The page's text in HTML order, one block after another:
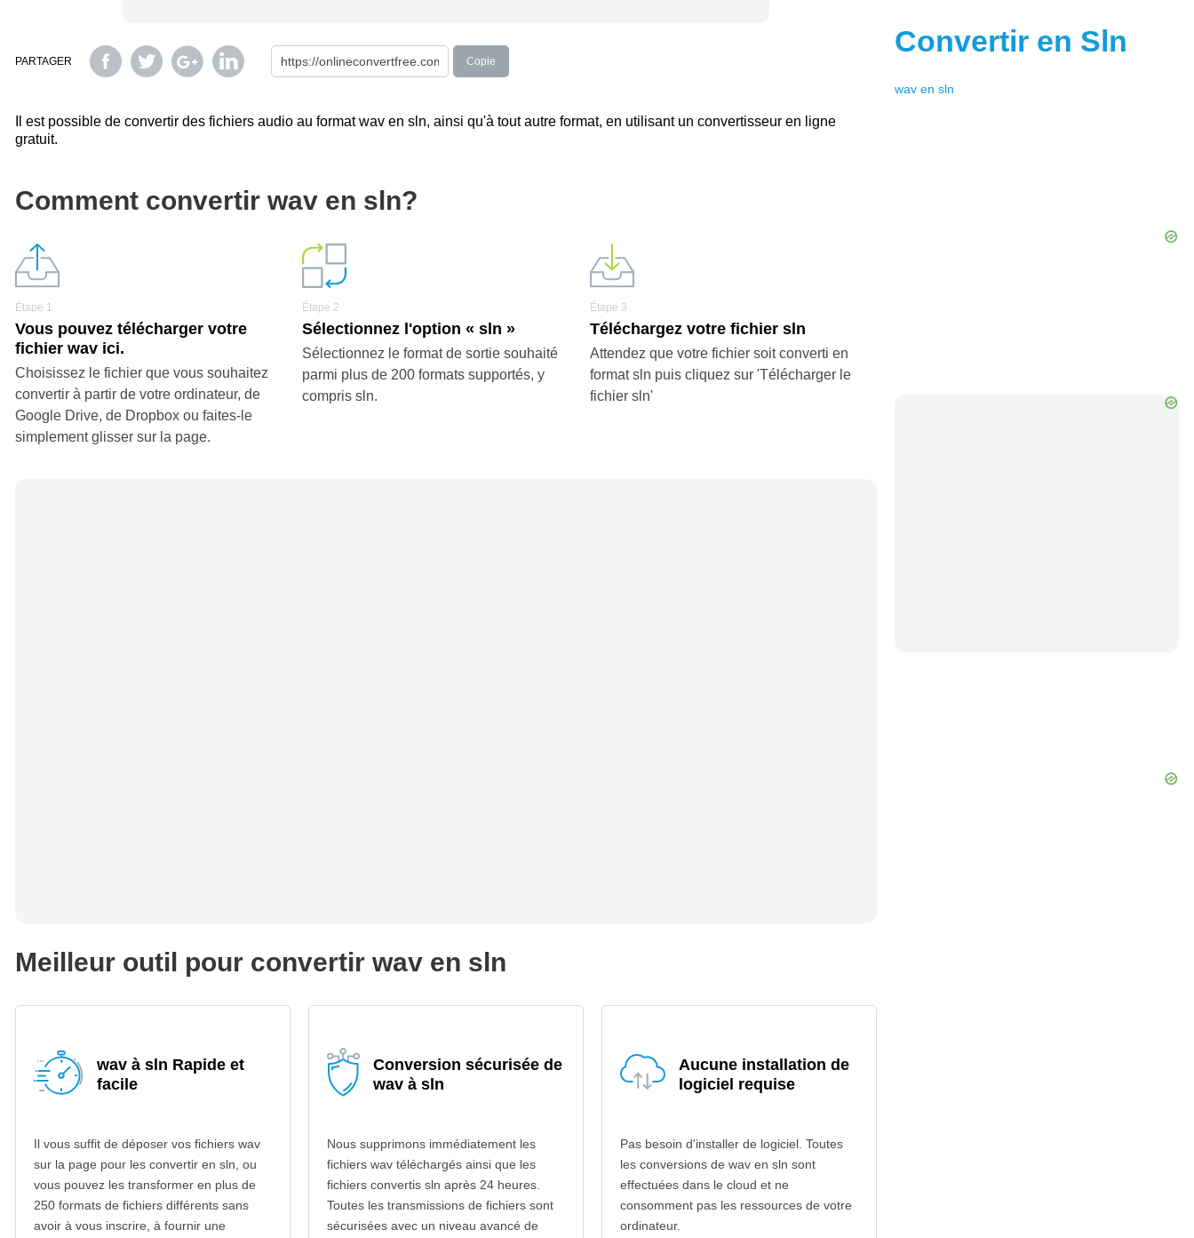
PARTAGER Copie
Il est possible de convertir des fichiers audio au format wav en sln, ainsi qu'à tout autre format, en utilisant un convertisseur en ligne
gratuit.
Comment convertir wav en sln?
Étape 1
Vous pouvez télécharger votre
fichier wav ici.
Choisissez le fichier que vous souhaitez
convertir à partir de votre ordinateur, de
Google Drive, de Dropbox ou faites-le
simplement glisser sur la page.
Étape 2
Sélectionnez l'option « sln »
Sélectionnez le format de sortie souhaité
parmi plus de 200 formats supportés, y
compris sln.
Étape 3
Téléchargez votre fichier sln
Attendez que votre fichier soit converti en
format sln puis cliquez sur 'Télécharger le
fichier sln'
Meilleur outil pour convertir wav en sln
wav à sln Rapide et
facile
Il vous suffit de déposer vos fichiers wav
sur la page pour les convertir en sln, ou
vous pouvez les transformer en plus de
250 formats de fichiers différents sans
avoir à vous inscrire, à fournir une
Conversion sécurisée de
wav à sln
Nous supprimons immédiatement les
fichiers wav téléchargés ainsi que les
fichiers convertis sln après 24 heures.
Toutes les transmissions de fichiers sont
sécurisées avec un niveau avancé de
Aucune installation de
logiciel requise
Pas besoin d'installer de logiciel. Toutes
les conversions de wav en sln sont
effectuées dans le cloud et ne
consomment pas les ressources de votre
ordinateur.
Convertir en Sln
wav en sln